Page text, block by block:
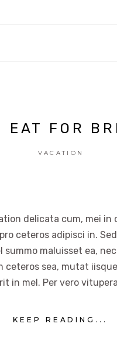
EAT FOR
VACATION
delicata cum, mei in
ceteros adipisci in.
summo maluisset ea,
sea, mutat
in mel. Per vero
KEEP READING...